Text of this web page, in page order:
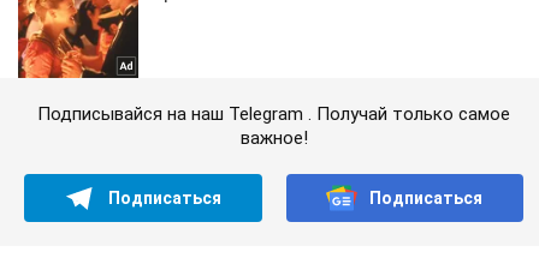
Подписывайся на наш Telegram . Получай только самое
важное!
Подписаться Подписаться